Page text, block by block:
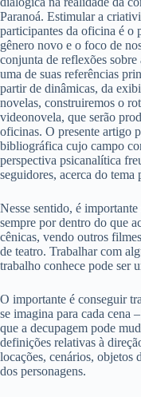
Paranoá. Estimular a
participantes da oficina é o
gênero novo e o foco de
conjunta de reflexões sobre
uma de suas referências
partir de dinâmicas, da
novelas, construiremos o
videonovela, que serão
oficinas. O presente artigo
bibliográfica cujo campo
perspectiva psicanalítica
seguidores, acerca do tema
Nesse sentido, é
sempre por dentro do que
cênicas, vendo outros filmes
de teatro. Trabalhar com
trabalho conhece pode ser
O importante é conseguir
se imagina para cada cena
que a decupagem pode
definições relativas à
locações, cenários, objetos
dos personagens.